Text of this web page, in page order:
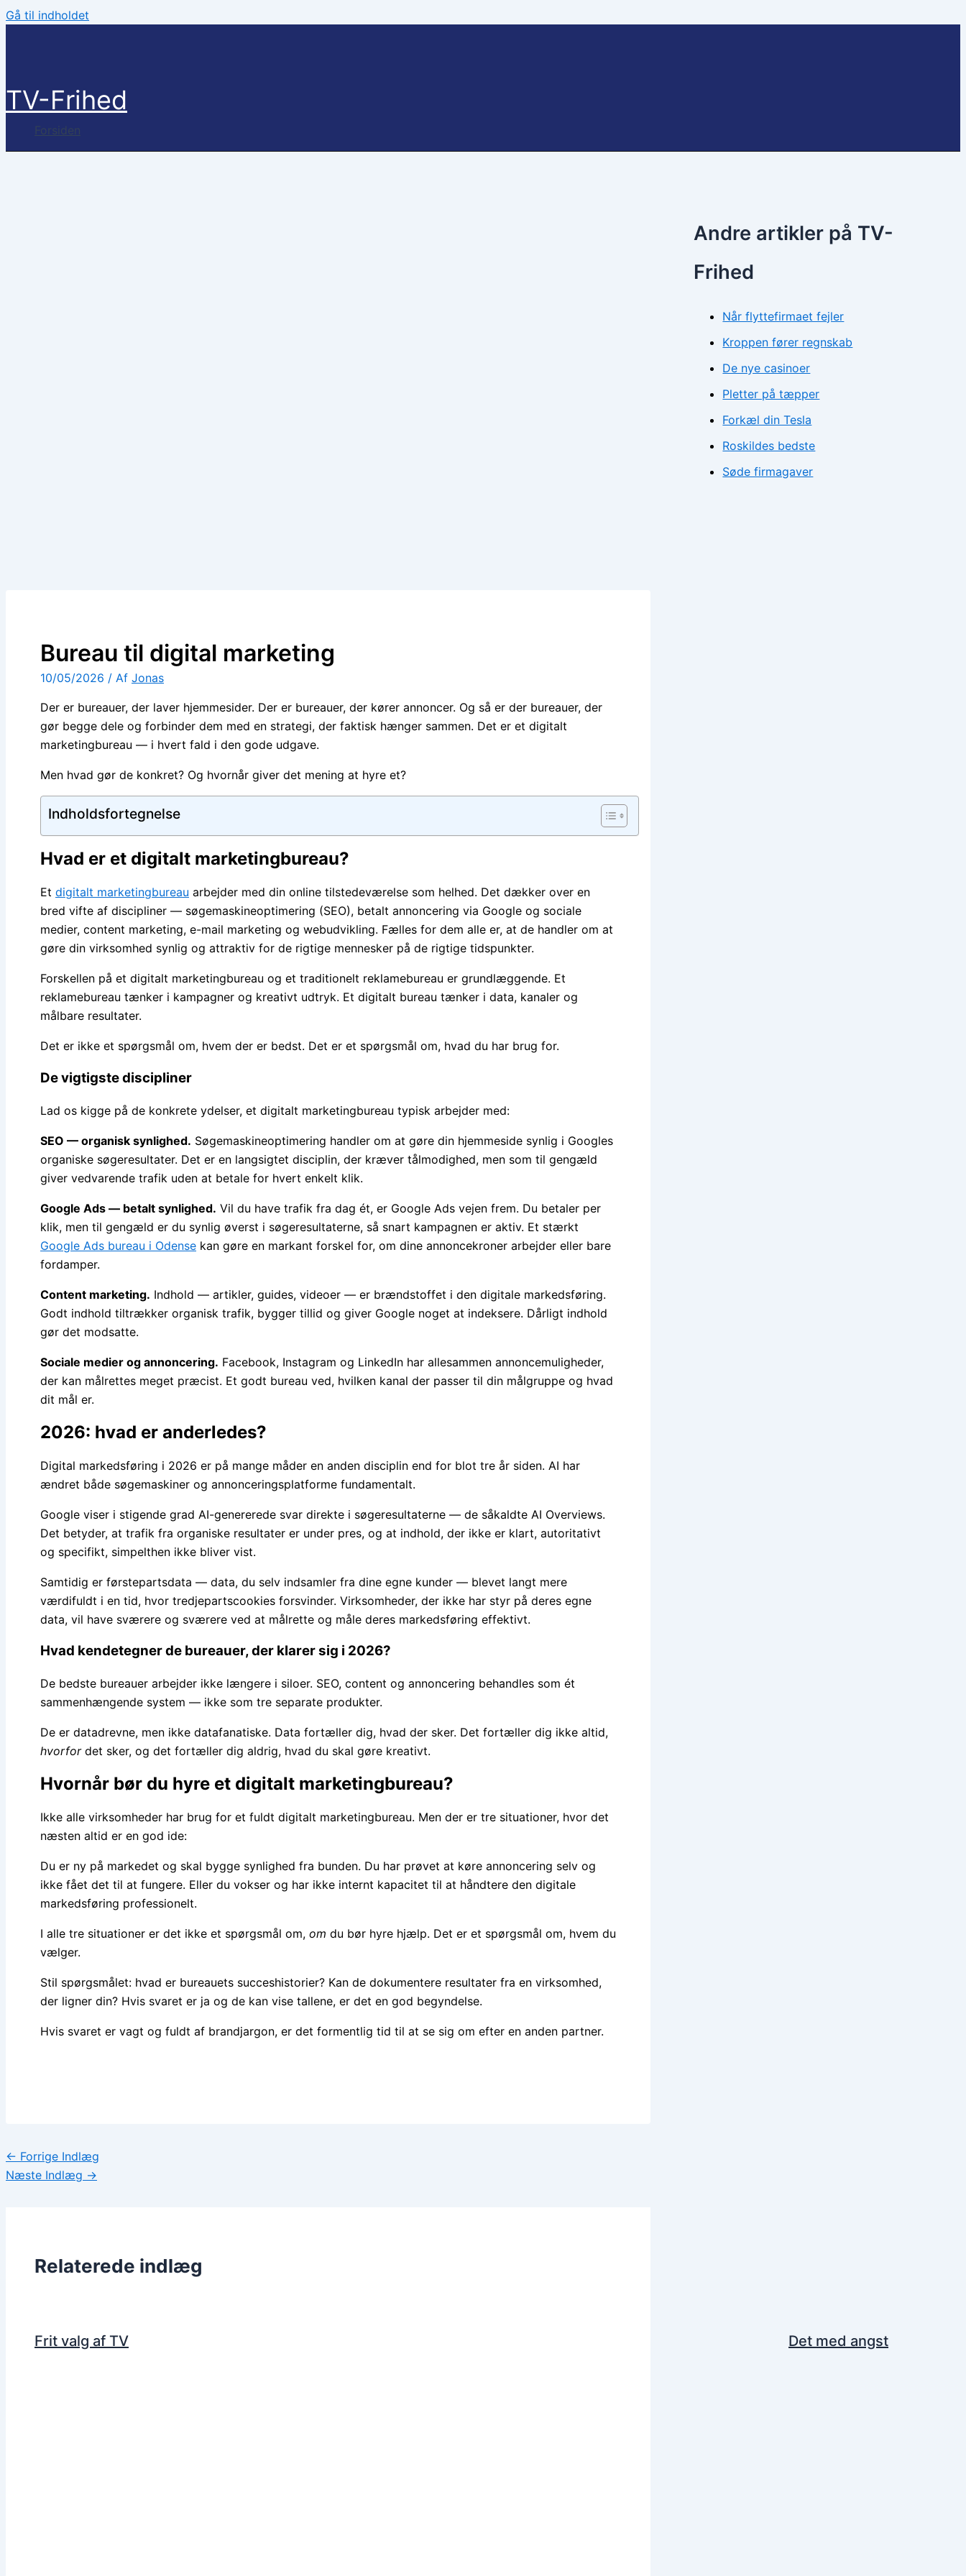
Gå til indholdet
TV-Frihed
Bureau til digital marketing
10/05/2026 / Af Jonas
Der er bureauer, der laver hjemmesider. Der er bureauer, der kører annoncer. Og så er der bureauer, der
gør begge dele og forbinder dem med en strategi, der faktisk hænger sammen. Det er et digitalt
marketingbureau — i hvert fald i den gode udgave.
Men hvad gør de konkret? Og hvornår giver det mening at hyre et?
Indholdsfortegnelse
Hvad er et digitalt marketingbureau?
Et digitalt marketingbureau arbejder med din online tilstedeværelse som helhed. Det dækker over en
bred vifte af discipliner — søgemaskineoptimering (SEO), betalt annoncering via Google og sociale
medier, content marketing, e-mail marketing og webudvikling. Fælles for dem alle er, at de handler om at
gøre din virksomhed synlig og attraktiv for de rigtige mennesker på de rigtige tidspunkter.
Forskellen på et digitalt marketingbureau og et traditionelt reklamebureau er grundlæggende. Et
reklamebureau tænker i kampagner og kreativt udtryk. Et digitalt bureau tænker i data, kanaler og
målbare resultater.
Det er ikke et spørgsmål om, hvem der er bedst. Det er et spørgsmål om, hvad du har brug for.
De vigtigste discipliner
Lad os kigge på de konkrete ydelser, et digitalt marketingbureau typisk arbejder med:
SEO — organisk synlighed. Søgemaskineoptimering handler om at gøre din hjemmeside synlig i Googles
organiske søgeresultater. Det er en langsigtet disciplin, der kræver tålmodighed, men som til gengæld
giver vedvarende trafik uden at betale for hvert enkelt klik.
Google Ads — betalt synlighed. Vil du have trafik fra dag ét, er Google Ads vejen frem. Du betaler per
klik, men til gengæld er du synlig øverst i søgeresultaterne, så snart kampagnen er aktiv. Et stærkt
Google Ads bureau i Odense kan gøre en markant forskel for, om dine annoncekroner arbejder eller bare
fordamper.
Content marketing. Indhold — artikler, guides, videoer — er brændstoffet i den digitale markedsføring.
Godt indhold tiltrækker organisk trafik, bygger tillid og giver Google noget at indeksere. Dårligt indhold
gør det modsatte.
Sociale medier og annoncering. Facebook, Instagram og LinkedIn har allesammen annoncemuligheder,
der kan målrettes meget præcist. Et godt bureau ved, hvilken kanal der passer til din målgruppe og hvad
dit mål er.
2026: hvad er anderledes?
Digital markedsføring i 2026 er på mange måder en anden disciplin end for blot tre år siden. AI har
ændret både søgemaskiner og annonceringsplatforme fundamentalt.
Google viser i stigende grad AI-genererede svar direkte i søgeresultaterne — de såkaldte AI Overviews.
Det betyder, at trafik fra organiske resultater er under pres, og at indhold, der ikke er klart, autoritativt
og specifikt, simpelthen ikke bliver vist.
Samtidig er førstepartsdata — data, du selv indsamler fra dine egne kunder — blevet langt mere
værdifuldt i en tid, hvor tredjepartscookies forsvinder. Virksomheder, der ikke har styr på deres egne
data, vil have sværere og sværere ved at målrette og måle deres markedsføring effektivt.
Hvad kendetegner de bureauer, der klarer sig i 2026?
De bedste bureauer arbejder ikke længere i siloer. SEO, content og annoncering behandles som ét
sammenhængende system — ikke som tre separate produkter.
De er datadrevne, men ikke datafanatiske. Data fortæller dig, hvad der sker. Det fortæller dig ikke altid,
hvorfordet sker, og det fortæller dig aldrig, hvad du skal gøre kreativt.
Hvornår bør du hyre et digitalt marketingbureau?
Ikke alle virksomheder har brug for et fuldt digitalt marketingbureau. Men der er tre situationer, hvor det
næsten altid er en god ide:
Du er ny på markedet og skal bygge synlighed fra bunden. Du har prøvet at køre annoncering selv og
ikke fået det til at fungere. Eller du vokser og har ikke internt kapacitet til at håndtere den digitale
markedsføring professionelt.
I alle tre situationer er det ikke et spørgsmål om, om du bør hyre hjælp. Det er et spørgsmål om, hvem du
vælger.
Stil spørgsmålet: hvad er bureauets succeshistorier? Kan de dokumentere resultater fra en virksomhed,
der ligner din? Hvis svaret er ja og de kan vise tallene, er det en god begyndelse.
Hvis svaret er vagt og fuldt af brandjargon, er det formentlig tid til at se sig om efter en anden partner.
← Forrige Indlæg
Næste Indlæg →
Relaterede indlæg
Frit valg af TV Det med angst
Andre artikler på TV-
Frihed
Når flyttefirmaet fejler
Kroppen fører regnskab
De nye casinoer
Pletter på tæpper
Forkæl din Tesla
Roskildes bedste
Søde firmagaver